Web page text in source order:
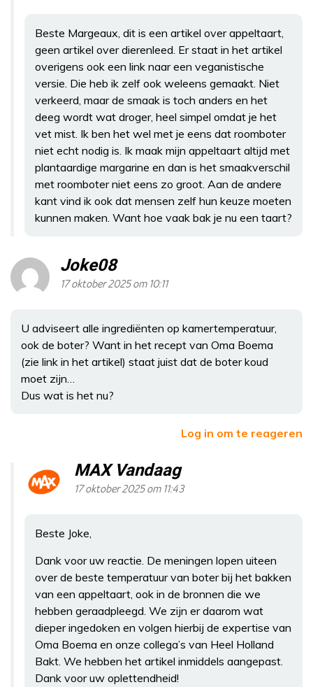
Beste Margeaux, dit is een artikel over appeltaart,
geen artikel over dierenleed. Er staat in het artikel
overigens ook een link naar een veganistische
versie. Die heb ik zelf ook weleens gemaakt. Niet
verkeerd, maar de smaak is toch anders en het
deeg wordt wat droger, heel simpel omdat je het
vet mist. Ik ben het wel met je eens dat roomboter
niet echt nodig is. Ik maak mijn appeltaart altijd met
plantaardige margarine en dan is het smaakverschil
met roomboter niet eens zo groot. Aan de andere
kant vind ik ook dat mensen zelf hun keuze moeten
kunnen maken. Want hoe vaak bak je nu een taart?
Joke08
17 oktober 2025 om 10:11
U adviseert alle ingrediënten op kamertemperatuur,
ook de boter? Want in het recept van Oma Boema
(zie link in het artikel) staat juist dat de boter koud
moet zijn…
Dus wat is het nu?
Log in om te reageren
MAX Vandaag
17 oktober 2025 om 11:43
Beste Joke,
Dank voor uw reactie. De meningen lopen uiteen
over de beste temperatuur van boter bij het bakken
van een appeltaart, ook in de bronnen die we
hebben geraadpleegd. We zijn er daarom wat
dieper ingedoken en volgen hierbij de expertise van
Oma Boema en onze collega’s van Heel Holland
Bakt. We hebben het artikel inmiddels aangepast.
Dank voor uw oplettendheid!